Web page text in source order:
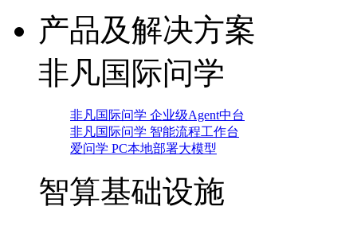
产品及解决方案
非凡国际问学
非凡国际问学 企业级Agent中台
非凡国际问学 智能流程工作台
爱问学 PC本地部署大模型
智算基础设施